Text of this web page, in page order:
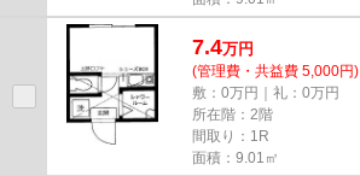
7.4万円
(管理費・共益費 5,000円)
敷：0万円｜礼：0万円
所在階：2階
間取り：1R
面積：9.01㎡